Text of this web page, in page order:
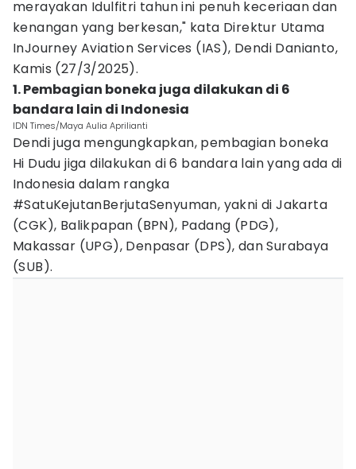
merayakan Idulfitri tahun ini penuh keceriaan dan
kenangan yang berkesan," kata Direktur Utama
InJourney Aviation Services (IAS), Dendi Danianto,
Kamis (27/3/2025).
1. Pembagian boneka juga dilakukan di 6
bandara lain di Indonesia
IDN Times/Maya Aulia Aprilianti
Dendi juga mengungkapkan, pembagian boneka
Hi Dudu jiga dilakukan di 6 bandara lain yang ada di
Indonesia dalam rangka
#SatuKejutanBerjutaSenyuman, yakni di Jakarta
(CGK), Balikpapan (BPN), Padang (PDG),
Makassar (UPG), Denpasar (DPS), dan Surabaya
(SUB).